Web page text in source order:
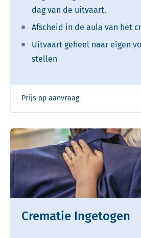
dag van de uitvaart.
Afscheid in de aula van het
Uitvaart geheel naar eigen
stellen
Prijs op aanvraag
Crematie Ingetogen